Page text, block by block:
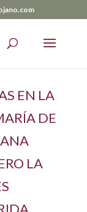
EN LA
DE
LA